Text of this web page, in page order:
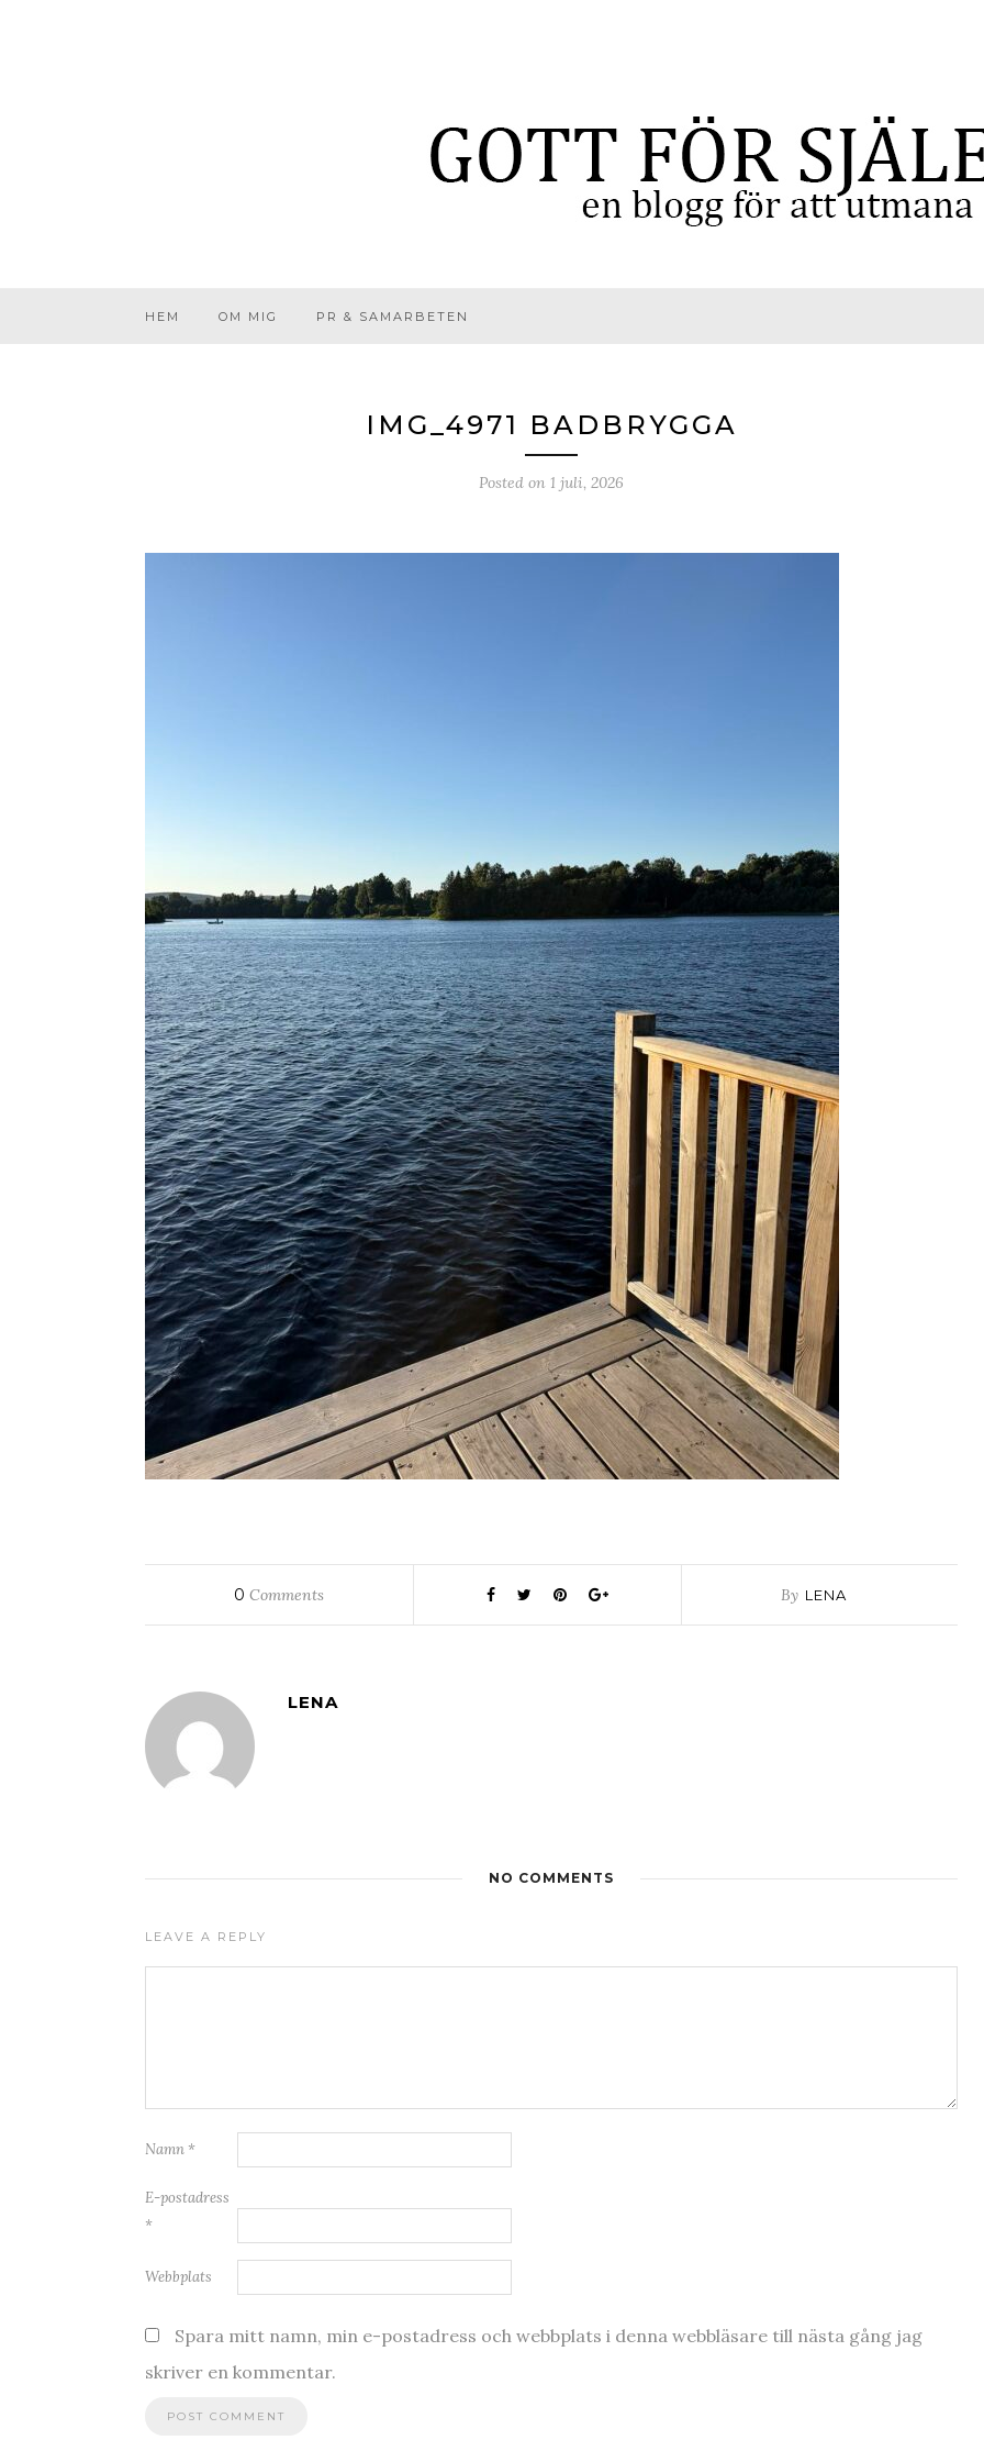
HEM OM MIG PR & SAMARBETEN
IMG_4971 BADBRYGGA
Posted on 1 juli, 2026
0 Comments By LENA
LENA
NO COMMENTS
LEAVE A REPLY
Namn *
E-postadress
*
Webbplats
Spara mitt namn, min e-postadress och webbplats i denna webbläsare till nästa gång jag
skriver en kommentar.